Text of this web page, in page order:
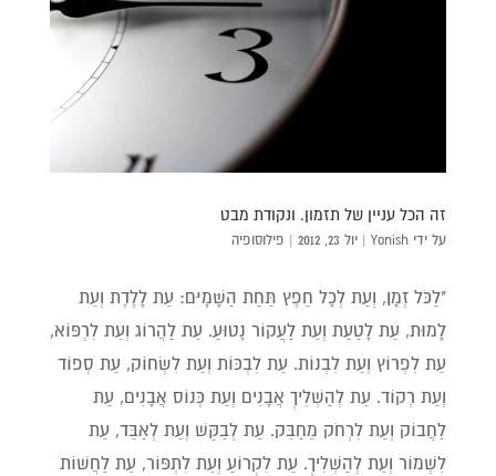
זה הכל עניין של תזמון. ונקודת מבט
על ידי Yonish
| יול 23, 2012 | פילוסופיה
"לַכֹּל זְמָן, וְעֵת לְכָל חֵפֶץ תַּחַת הַשָּׁמָיִם: עֵת לָלֶדֶת וְעֵת
לָמוּת, עֵת לָטַעַת וְעֵת לַעֲקוֹר נָטוּעַ. עֵת לַהֲרוֹג וְעֵת לִרְפּוֹא,
עֵת לִפְרוֹץ וְעֵת לִבְנוֹת. עֵת לִבְכּוֹת וְעֵת לִשְׂחוֹק, עֵת סְפוֹד
וְעֵת רְקוֹד. עֵת לְהַשְׁלִיךְ אֲבָנִים וְעֵת כְּנוֹס אֲבָנִים, עֵת
לַחֲבוֹק וְעֵת לִרְחֹק מֵחַבֵּק. עֵת לְבַקֵּשׁ וְעֵת לְאַבֵּד, עֵת
לִשְׁמוֹר וְעֵת לְהַשְׁלִיךְ. עֵת לִקְרוֹעַ וְעֵת לִתְפּוֹר, עֵת לַחֲשׁוֹת